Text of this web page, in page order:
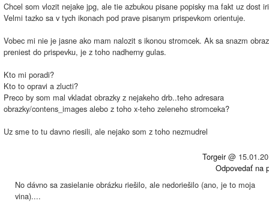
Chcel som vlozit nejake jpg, ale tie azbukou pisane popisky ma fakt uz dost
Velmi tazko sa v tych ikonach pod prave pisanym prispevkom orientuje.
Vobec mi nie je jasne ako mam nalozit s ikonou stromcek. Ak sa snazm
preniest do prispevku, je z toho nadherny gulas.
Kto mi poradi?
Kto to opravi a zlucti?
Preco by som mal vkladat obrazky z nejakeho drb..teho adresara
obrazky/contens_images alebo z toho x-teho zeleneho stromceka?
Uz sme to tu davno riesili, ale nejako som z toho nezmudrel
Torgeir@
Odpovedať na
No dávno sa zasielanie obrázku riešilo, ale nedoriešilo (ano, je to moja
vina)....